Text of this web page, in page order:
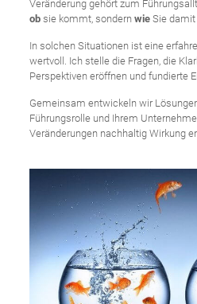
Veränderung gehört zum
obsie kommt, sondern wieSie damit
In solchen Situationen ist eine
wertvoll. Ich stelle die Fragen, die
Perspektiven eröffnen und fundierte
Gemeinsam entwickeln wir
Führungsrolle und Ihrem
Veränderungen nachhaltig Wirkung